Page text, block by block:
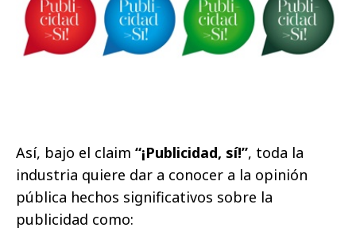
Así, bajo el claim “¡Publicidad, sí!”, toda la
industria quiere dar a conocer a la opinión
pública hechos significativos sobre la
publicidad como: